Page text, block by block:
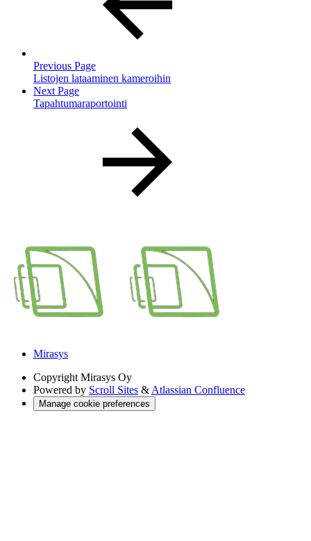
Previous Page
Listojen lataaminen kameroihin
Next Page
Tapahtumaraportointi
Mirasys
Copyright Mirasys Oy
Powered by Scroll Sites & Atlassian Confluence
Manage cookie preferences